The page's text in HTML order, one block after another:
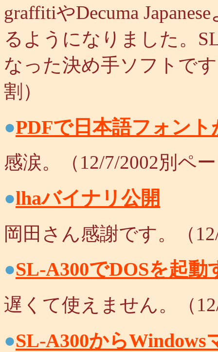
graffitiやDecuma
るようになりました。
なった決め手ソフトで
割）
●PDFで日本語フォン
感涙。（12/7/2002別ペ
●lhaバイナリ公開
岡田さん感謝です。（
●SL-A300でDOSを起動
遅くて使えません。（
●SL-A300から